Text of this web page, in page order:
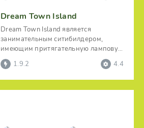
Dream Town Island
Dream Town Island является
занимательным ситибилдером,
имеющим притягательную ламповую
атмосферу. Данный красочный и
1.9.2 4.4